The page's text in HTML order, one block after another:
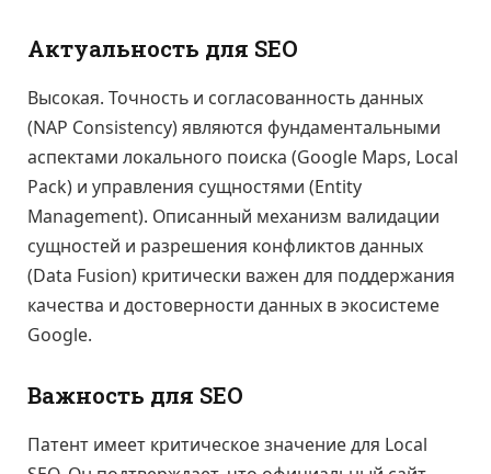
Актуальность для SEO
Высокая. Точность и согласованность данных
(NAP Consistency) являются фундаментальными
аспектами локального поиска (Google Maps, Local
Pack) и управления сущностями (Entity
Management). Описанный механизм валидации
сущностей и разрешения конфликтов данных
(Data Fusion) критически важен для поддержания
качества и достоверности данных в экосистеме
Google.
Важность для SEO
Патент имеет критическое значение для Local